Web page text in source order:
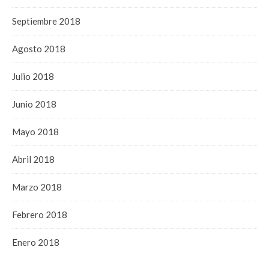
Septiembre 2018
Agosto 2018
Julio 2018
Junio 2018
Mayo 2018
Abril 2018
Marzo 2018
Febrero 2018
Enero 2018